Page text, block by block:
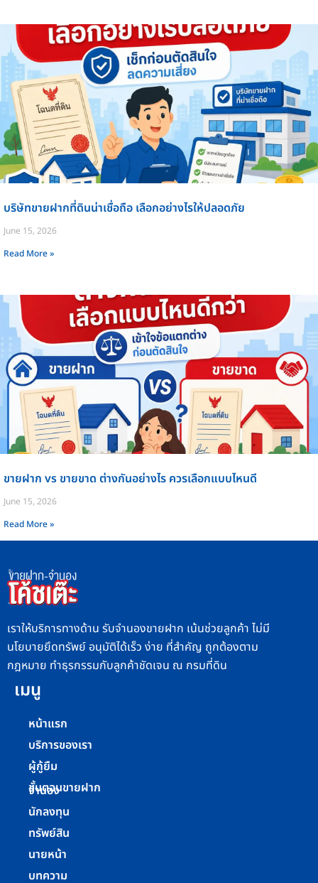
บริษัทขายฝากที่ดินน่าเชื่อถือ เลือกอย่างไรให้ปลอดภัย
June 15, 2026
Read More »
ขายฝาก vs ขายขาด ต่างกันอย่างไร ควรเลือกแบบไหนดี
June 15, 2026
Read More »
เราให้บริการทางด้าน รับจำนองขายฝาก เน้นช่วยลูกค้า ไม่มี
นโยบายยึดทรัพย์ อนุมัติได้เร็ว ง่าย ที่สำคัญ ถูกต้องตาม
กฎหมาย ทำธุรกรรมกับลูกค้าชัดเจน ณ กรมที่ดิน
เมนู
หน้าแรก
บริการของเรา
ผู้กู้ยืม
ขั้นตอนขายฝาก
จำนอง
นักลงทุน
ทรัพย์สิน
นายหน้า
บทความ